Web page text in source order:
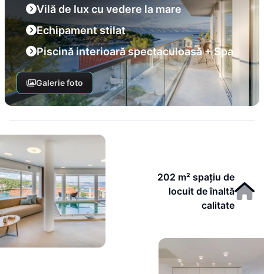
Vilă de lux cu vedere la mare
Echipament stilat
Piscină interioară spectaculoasă + Spa
Galerie foto
202 m² spațiu de
locuit de înaltă
calitate